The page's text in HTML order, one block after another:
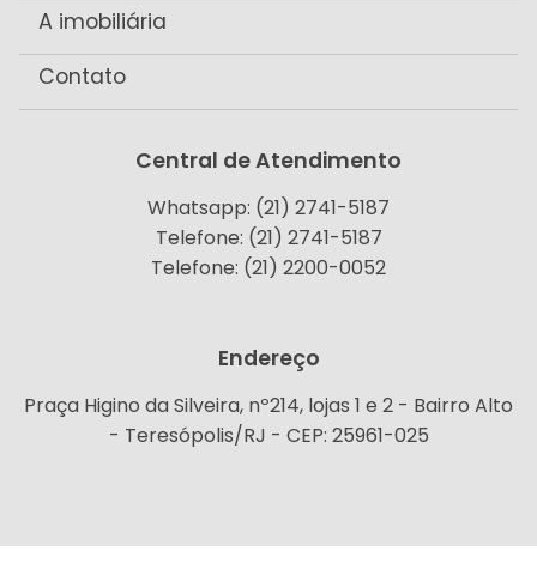
A imobiliária
Contato
Central de Atendimento
Whatsapp: (21) 2741-5187
Telefone: (21) 2741-5187
Telefone: (21) 2200-0052
Endereço
Praça Higino da Silveira, nº214, lojas 1 e 2 - Bairro Alto
- Teresópolis/RJ - CEP: 25961-025